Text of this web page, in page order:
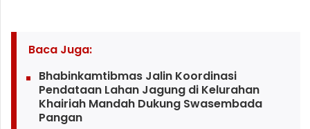
Baca Juga:
Bhabinkamtibmas Jalin Koordinasi
Pendataan Lahan Jagung di Kelurahan
Khairiah Mandah Dukung Swasembada
Pangan